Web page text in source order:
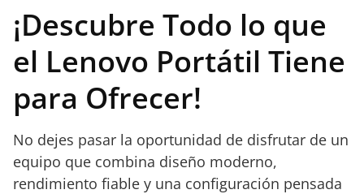
¡Descubre Todo lo que
el Lenovo Portátil Tiene
para Ofrecer!
No dejes pasar la oportunidad de disfrutar de un
equipo que combina diseño moderno,
rendimiento fiable y una configuración pensada